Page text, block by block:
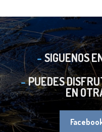
SIGUENOS
PUEDES
EN